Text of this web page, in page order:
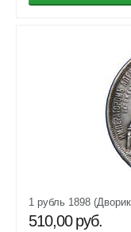
1 рубль 1898
510,00 руб.